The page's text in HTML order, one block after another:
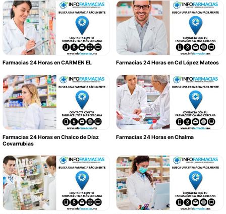
Farmacias 24 Horas en CARMEN EL Farmacias 24 Horas en Cd López Mateos
Farmacias 24 Horas en Chalco de Díaz
Covarrubias
Farmacias 24 Horas en Chalma